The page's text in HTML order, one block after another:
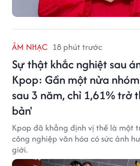
ÂM NHẠC 18 phút trước
Sự thật khắc nghiệt sau
Kpop: Gần một nửa
sau 3 năm, chỉ 1,61% trở
bản'
Kpop đã khẳng định vị thế là một
công nghiệp văn hóa có sức ảnh
giới.